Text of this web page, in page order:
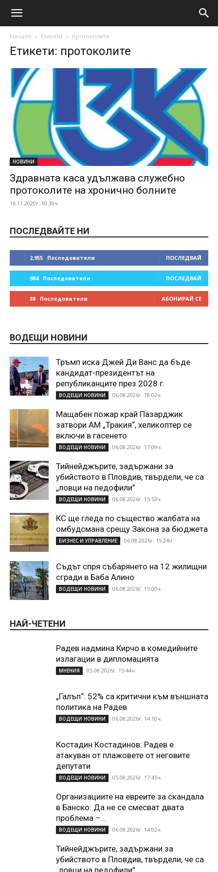
Начало Етикети протоколите
Етикети: протоколите
НОВИНИ
Здравната каса удължава служебно
протоколите на хронично болните
16.11.2020г. 10:30ч.
ПОСЛЕДВАЙТЕ НИ
2,955 Последователи ПОСЛЕДВАЙ
984 Последователи ПОСЛЕДВАЙ
88 Последователи АБОНИРАЙ СЕ
ВОДЕЩИ НОВИНИ
Тръмп иска Джей Ди Ванс да бъде
кандидат-президентът на
републиканците през 2028 г.
ВОДЕЩИ НОВИНИ 06.08.2026г. 18:02ч.
Мащабен пожар край Пазарджик
затвори АМ „Тракия“, хеликоптер се
включи в гасенето
ВОДЕЩИ НОВИНИ 06.08.2026г. 17:09ч.
Тийнейджърите, задържани за
убийството в Пловдив, твърдели, че са
„ловци на педофили”
ВОДЕЩИ НОВИНИ 06.08.2026г. 15:53ч.
КС ще гледа по същество жалбата на
омбудсмана срещу Закона за бюджета
БИЗНЕС И УПРАВЛЕНИЕ 06.08.2026г. 15:24ч.
Съдът спря събарянето на 12 жилищни
сгради в Баба Алино
ВОДЕЩИ НОВИНИ 06.08.2026г. 15:00ч.
НАЙ-ЧЕТЕНИ
Радев надмина Кирчо в комедийните
излагации в дипломацията
МНЕНИЯ 05.08.2026г. 15:44ч.
„Галъп“: 52% са критични към външната
политика на Радев
ВОДЕЩИ НОВИНИ 06.08.2026г. 14:10ч.
Костадин Костадинов: Радев е
атакуван от плажoвете от неговите
депутати
ВОДЕЩИ НОВИНИ 05.08.2026г. 17:45ч.
Организациите на евреите за скандала
в Банско: Да не се смесват двата
проблема –...
ВОДЕЩИ НОВИНИ 06.08.2026г. 14:02ч.
Тийнейджърите, задържани за
убийството в Пловдив, твърдели, че са